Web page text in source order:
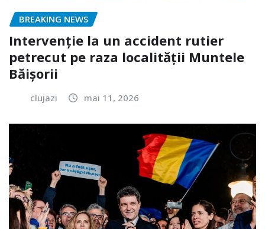
BREAKING NEWS
Intervenție la un accident rutier
petrecut pe raza localității Muntele
Băișorii
clujazi mai 11, 2026